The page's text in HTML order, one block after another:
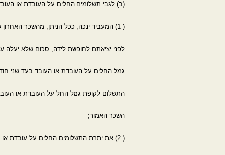
(ב) לגבי תשלומים החלים על העובדת או
( 1) המעביד ינכה, ככל הניתן, מהשכר האחרון שישלם לעובדת או לעובד
לפני יציאתם לחופשת לידה, סכום שלא יעלה
גמל החלים על העובדת או העובד בעד שני
התשלום לקופת גמל החל על העובדת או
השכר האמור;
( 2) את יתרת התשלומים החלים על עובדת או עובד בתקופת חופשת הלידה